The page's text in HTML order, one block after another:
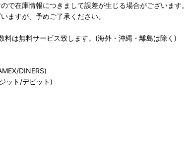
で在庫情報につきまして誤差が生じる場合がございます。
ますが、予めご了承ください。
は無料サービス致します。(海外・沖縄・離島は除く)
DINERS)
ット/デビット)